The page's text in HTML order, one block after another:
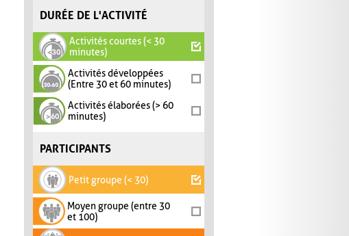
DURÉE DE L'ACTIVITÉ
Activités courtes (< 30
minutes)
Activités développées
(Entre 30 et 60 minutes)
Activités élaborées (> 60
minutes)
PARTICIPANTS
Petit groupe (< 30)
Moyen groupe (entre 30
et 100)